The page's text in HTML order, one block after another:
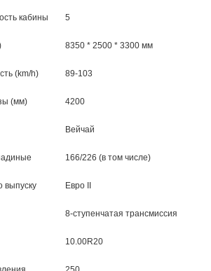
кабины
5
8350 * 2500 * 3300 мм
(km/h) 89-103
(мм) 4200
Вейчай
166/226 (в том числе)
выпуску Евро II
8-ступенчатая трансмиссия
10.00R20